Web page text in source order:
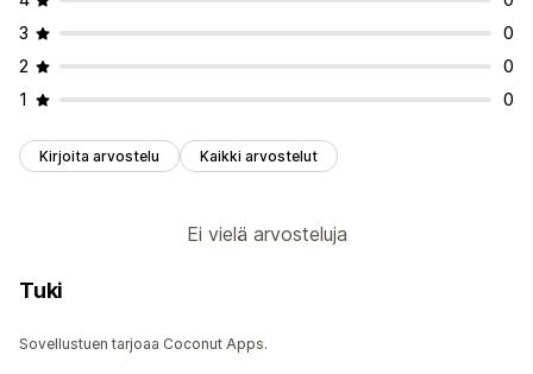
3
0
2
0
1
0
Kirjoita arvostelu Kaikki arvostelut
Ei vielä arvosteluja
Tuki
Sovellustuen tarjoaa Coconut Apps.